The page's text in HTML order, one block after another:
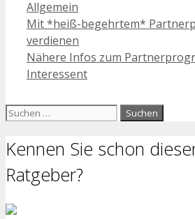
Kategorien
Allgemein
Mit *heiß-begehrtem*
verdienen
Nähere Infos zum
Interessent
Suchen
Kennen Sie schon
Ratgeber?